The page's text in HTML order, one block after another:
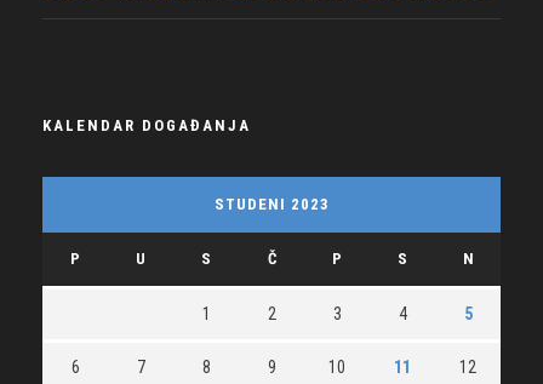
KALENDAR DOGAĐANJA
STUDENI 2023
P U S Č P S N
1 2 3 4 5
6 7 8 9 10 11 12